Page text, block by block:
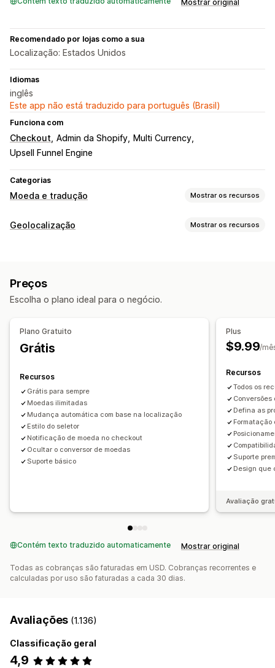
Mostrar original
Recomendado por lojas como a sua
Localização: Estados Unidos
Idiomas
inglês
Este app não está traduzido para português (Brasil)
Funciona com
Checkout Admin da Shopify Multi Currency
Upsell Funnel Engine
Categorias
Moeda e tradução Mostrar os recursos
Conversão de moeda
Tradução de idioma
Geolocalização Mostrar os recursos
Redirecionamentos
Redirecionamento automático
Configurações de localização
Preços
Escolha o plano ideal para o negócio.
Plano Gratuito
Grátis
Recursos
Grátis para sempre
Moedas ilimitadas
Mudança automática com base na localização
Estilo do seletor
Notificação de moeda no checkout
Ocultar o conversor de moedas
Suporte básico
Plus
$9.99/
Recursos
Todos os
Defina as
Formatação
Suporte
Design que
Avaliação
Contém texto traduzido automaticamente Mostrar original
Todas as cobranças são faturadas em USD. Cobranças recorrentes e
calculadas por uso são faturadas a cada 30 dias.
Avaliações (1.136)
Classificação geral
4,9